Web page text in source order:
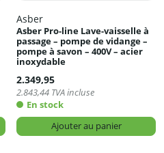
Asber
Asber Pro-line Lave-vaisselle à
passage – pompe de vidange –
pompe à savon – 400V – acier
inoxydable
2.349,95
2.843,44 TVA incluse
En stock
Ajouter au panier